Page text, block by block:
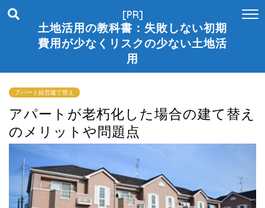
[PR]
土地活用の教科書：失敗しない初期
費用が少なくリスクの少ない土地活
用
アパート経営建て替え
アパートが老朽化した場合の建て替え
のメリットや問題点